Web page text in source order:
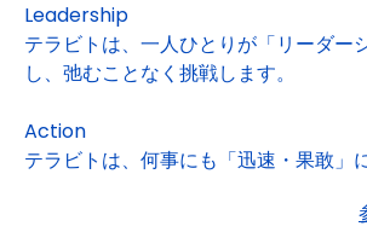
Leadership
テラビトは、一人ひとりが「リーダー
し、弛むことなく挑戦します。
Action
テラビトは、何事にも「迅速・果敢」